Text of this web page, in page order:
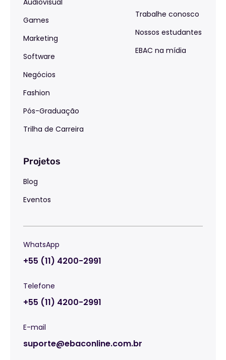
Audiovisual
Games
Marketing
Software
Negócios
Fashion
Pós-Graduação
Trilha de Carreira
Trabalhe conosco
Nossos estudantes
EBAC na mídia
Projetos
Blog
Eventos
WhatsApp
+55 (11) 4200-2991
Telefone
+55 (11) 4200-2991
E-mail
suporte@ebaconline.com.br